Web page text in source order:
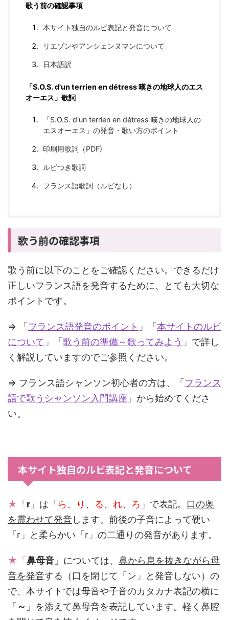
歌う前の確認事項
本サイト独自のルビ表記と発音について
リエゾンやアンシェンヌマンについて
日本語訳
「S.O.S. d'un terrien en détress 嘆きの地球人のエス
オーエス」歌詞
「S.O.S. d'un terrien en détress 嘆きの地球人の
エスオーエス」の発音・歌い方のポイント
印刷用歌詞（PDF)
ルビつき歌詞
フランス語歌詞（ルビなし）
歌う前の確認事項
歌う前に以下のことをご確認ください。できるだけ
正しいフランス語を発音するために、とても大切な
ポイントです。
⇒ 「フランス語発音のポイント 」「本サイトのルビ
について 」「歌う前の準備～歌ってみよう 」で詳し
く解説していますのでご参照ください。
⇒ フランス語シャンソン初心者の方は、「フランス
語で歌うシャンソン入門講座 」から始めてくださ
い。
本サイト独自のルビ表記と発音について
★ 「r 」は「ら、 り 、 る、 れ、 ろ 」で表記。 口の奥
を震わせて発音します。前後の子音によって硬い
「r」と柔らかい「r」の二通りの発音があります。
★「鼻母音」 については、 鼻から息を抜きながら母
音を発音する（口を閉じて「ン」と発音しない）の
で、本サイトでは母音や子音のカタカナ表記の横に
「～ 」を添えて鼻母音を表記しています。軽く鼻腔